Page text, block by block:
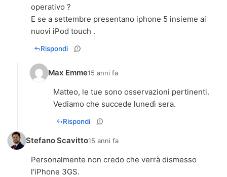
operativo ?
E se a settembre presentano iphone 5 insieme ai
nuovi iPod touch .
Rispondi
Max Emme15 anni fa
Matteo, le tue sono osservazioni pertinenti.
Vediamo che succede lunedì sera.
Rispondi
Stefano Scavitto15 anni fa
Personalmente non credo che verrà dismesso
l'iPhone 3GS.